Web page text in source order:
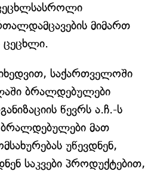
მიმართ
ცეცხლი.
საქართველოში
ბრალდებულები
წევრს ა.ჩ.-ს
ბრალდებულები მათ
უწევდნენ,
საკვები პროდუქტებით,